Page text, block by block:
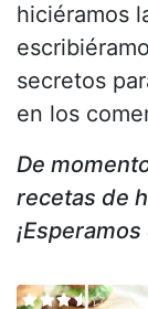
hiciéramos
secretos
en los
De
recetas de